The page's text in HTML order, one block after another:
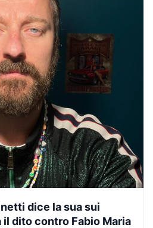
dice la sua sui
il dito contro Fabio Maria